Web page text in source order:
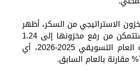
الاستراتيجي من السكر، أظهر
التقرير أن مصر ستتمكن من رفع مخزونها إلى 1.24
مليون طن بنهاية العام التسويقي 2025-2026، أي